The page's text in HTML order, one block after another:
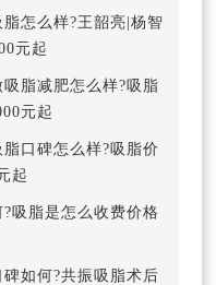
怎么样?王韶亮|杨智
元起
脂减肥怎么样?吸脂
元起
口碑怎么样?吸脂价
起
吸脂是怎么收费价格
如何?共振吸脂术后